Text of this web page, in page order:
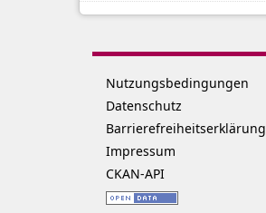
Nutzungsbedingungen
Datenschutz
Barrierefreiheitserklärung
Impressum
CKAN-API